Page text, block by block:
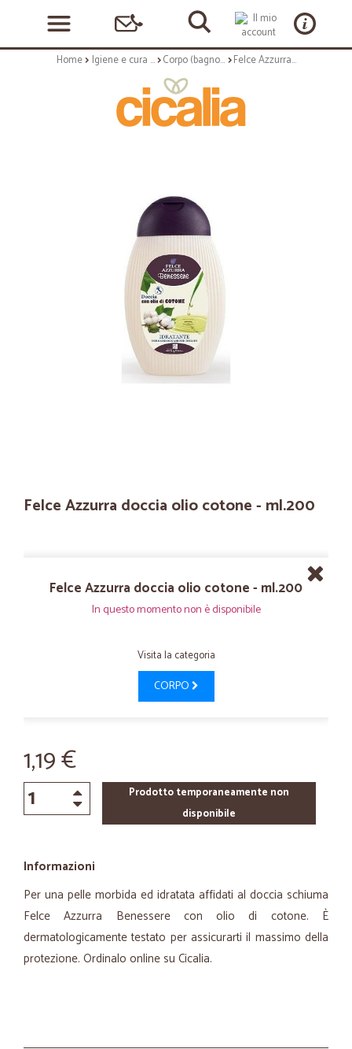
Home Igiene e cura personale Corpo (bagnoschiuma, crema corpo) Felce Azzurra doccia olio cotone - ml.200
Felce Azzurra doccia olio cotone - ml.200
Felce Azzurra doccia olio cotone - ml.200
In questo momento non è disponibile
Visita la categoria
CORPO
1,19 €
Prodotto temporaneamente non
disponibile
Informazioni
Per una pelle morbida ed idratata affidati al doccia schiuma
Felce Azzurra Benessere con olio di cotone. È
dermatologicamente testato per assicurarti il massimo della
protezione. Ordinalo online su Cicalia.